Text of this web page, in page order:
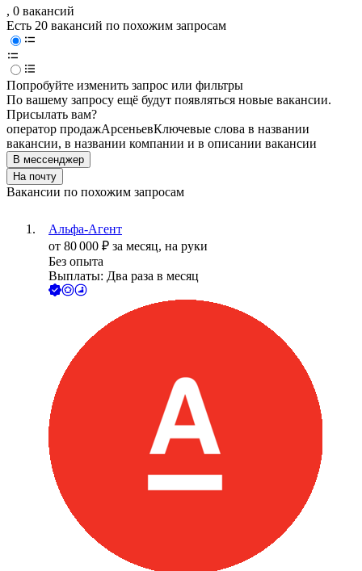
, 0 вакансий
Есть 20 вакансий по похожим запросам
Попробуйте изменить запрос или фильтры
По вашему запросу ещё будут появляться новые вакансии.
Присылать вам?
оператор продажАрсеньевКлючевые слова в названии
вакансии, в названии компании и в описании вакансии
В мессенджер
На почту
Вакансии по похожим запросам
Альфа-Агент
от 80 000 ₽ за месяц, на руки
Без опыта
Выплаты: Два раза в месяц